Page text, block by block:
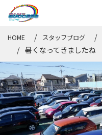
HOME スタッフブログ
暑くなってきましたね